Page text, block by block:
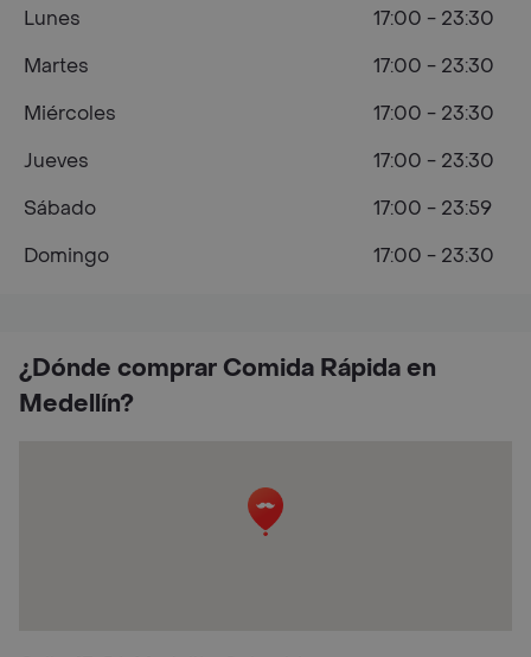
¿Dónde comprar Comida Rápida en
Medellín?
Lunes
17:00 - 23:30
Martes
17:00 - 23:30
Miércoles
17:00 - 23:30
Jueves
17:00 - 23:30
Sábado
17:00 - 23:59
Domingo
17:00 - 23:30